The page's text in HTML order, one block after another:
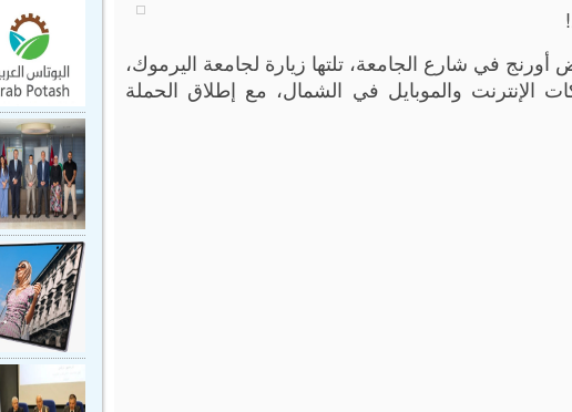
في شارع الجامعة، تلتها زيارة لجامعة اليرموك،
والموبايل في الشمال، مع إطلاق الحملة